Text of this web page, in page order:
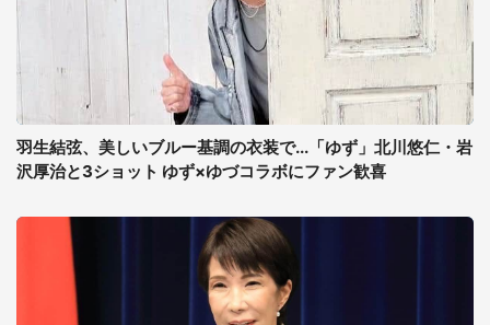
羽生結弦、美しいブルー基調の衣装で...「ゆず」北川悠仁・岩
沢厚治と3ショット ゆず×ゆづコラボにファン歓喜